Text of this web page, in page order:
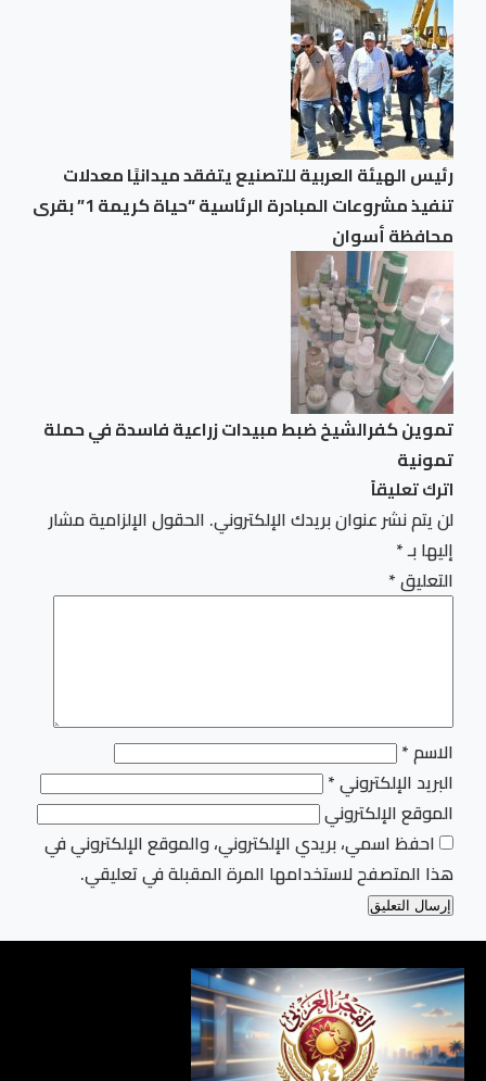
رئيس الهيئة العربية للتصنيع يتفقد ميدانيًا معدلات
تنفيذ مشروعات المبادرة الرئاسية “حياة كريمة 1” بقرى
محافظة أسوان
تموين كفرالشيخ ضبط مبيدات زراعية فاسدة في حملة
تمونية
اترك تعليقاً
لن يتم نشر عنوان بريدك الإلكتروني. الحقول الإلزامية مشار
إليها بـ*
التعليق*
الاسم*
البريد الإلكتروني*
الموقع الإلكتروني
احفظ اسمي، بريدي الإلكتروني، والموقع الإلكتروني في
هذا المتصفح لاستخدامها المرة المقبلة في تعليقي.